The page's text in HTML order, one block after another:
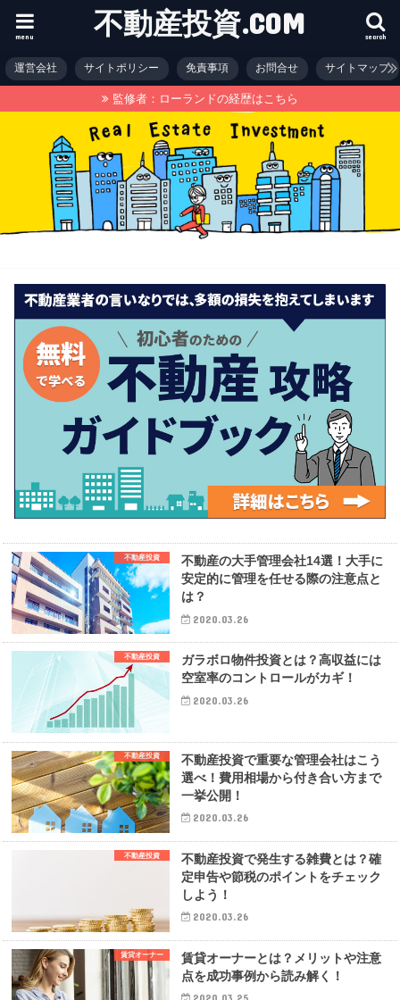
不動産投資.COM search
menu
運営会社 サイトポリシー 免責事項 お問合せ サイトマップ
監修者：ローランドの経歴はこちら
不動産投資
不動産の大手管理会社14選！大手に
安定的に管理を任せる際の注意点と
は？
2020.03.26
不動産投資
ガラボロ物件投資とは？高収益には
空室率のコントロールがカギ！
2020.03.26
不動産投資
不動産投資で重要な管理会社はこう
選べ！費用相場から付き合い方まで
一挙公開！
2020.03.26
不動産投資
不動産投資で発生する雑費とは？確
定申告や節税のポイントをチェック
しよう！
2020.03.26
賃貸オーナー
賃貸オーナーとは？メリットや注意
点を成功事例から読み解く！